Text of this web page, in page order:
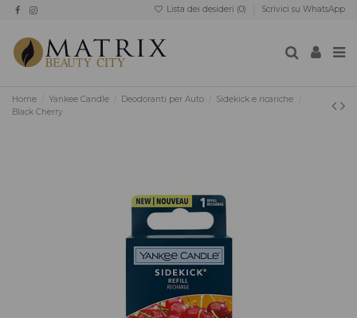
Lista dei desideri (0) Scrivici su WhatsApp
Home Yankee Candle Deodoranti per Auto
Sidekick e ricariche
Black Cherry